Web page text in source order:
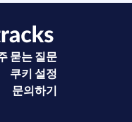
묻는 질문
쿠키 설정
문의하기